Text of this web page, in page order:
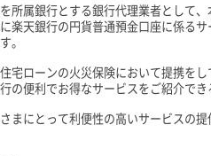
所属銀行とする銀行代理業者として
楽天銀行の円貨普通預金口座に係る
。
宅ローンの火災保険において提携をし
の便利でお得なサービスをご紹介でき
まにとって利便性の高いサービスの提